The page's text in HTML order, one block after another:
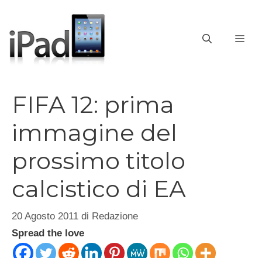
contenuto
FIFA 12: prima
immagine del
prossimo titolo
calcistico di EA
20 Agosto 2011 di Redazione
Spread the love